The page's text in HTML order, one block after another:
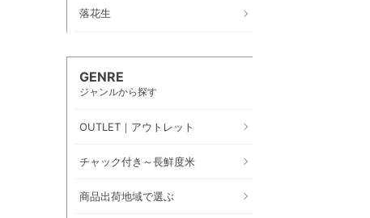
落花生
GENRE
ジャンルから探す
OUTLET｜アウトレット
チャック付き～長鮮度米
商品出荷地域で選ぶ